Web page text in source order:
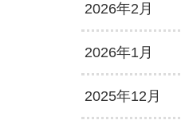
2026年2月
2026年1月
2025年12月